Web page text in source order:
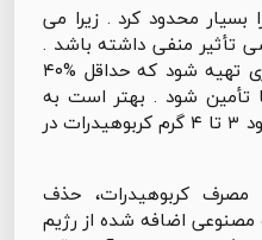
بسیار محدود کرد . زیرا می
تأثیر منفی داشته باشد .
برنامه ی غذایی شما باید طوری تهیه شود که حداقل %۴۰
تأمین شود . بهتر است به
ازای هر کیلوگرم از وزن خود حدود ۳ تا ۴ گرم کربوهیدرات در
کربوهیدرات، حذف
اضافه شده از رژیم